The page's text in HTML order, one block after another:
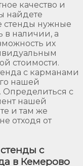
качество и
найдете
нужные
в наличии, а
их
стоимости.
с карманами
нашей
Определиться с
нашей
и там же
отходя от
с
в Кемерово